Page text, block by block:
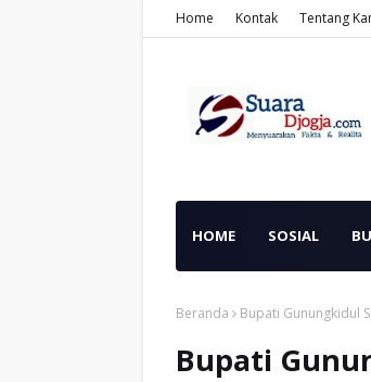
Home Kontak Tentang
HOME SOSIAL
Beranda ‎Bupati Gunungkidul
‎Bupati